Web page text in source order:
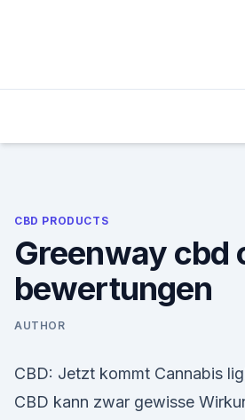
CBD PRODUCTS
Greenway cbd
bewertungen
AUTHOR
CBD: Jetzt kommt Cannabis
CBD kann zwar gewisse